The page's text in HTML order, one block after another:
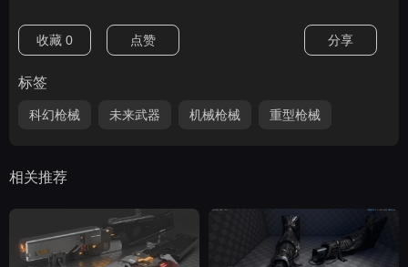
收藏 0 点赞 分享
标签
科幻枪械 未来武器 机械枪械 重型枪械
相关推荐